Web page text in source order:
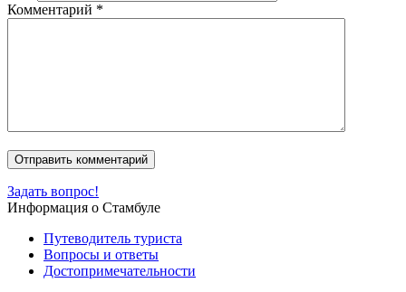
Комментарий *
Задать вопрос!
Информация о Стамбуле
Путеводитель туриста
Вопросы и ответы
Достопримечательности